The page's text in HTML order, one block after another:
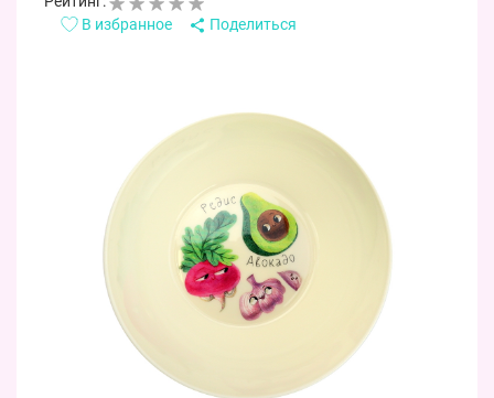
В избранное
Поделиться